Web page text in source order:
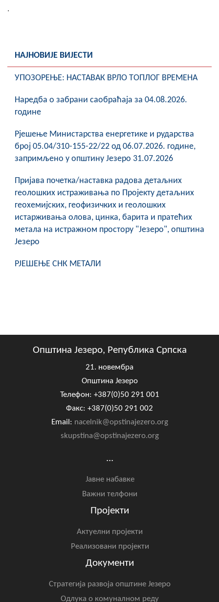
Вијести
Активности
Јавни позиви
Обавјештења
Заштита од пожара
Геоистраживања
ФИНАНСИЈЕ
.
НАЈНОВИЈЕ ВИЈЕСТИ
УПОЗОРЕЊЕ: НАСТАВАК ВРЛО ТОПЛОГ ВРЕМЕНА
Наредба о забрани саобраћаја за 04.08.2026.
године
Рјешење Министарства енергетике и рударства
број 05.04/310-155-22/22 од 06.07.2026. године,
запримљено у општину Језеро 31.07.2026
Пријава почетка/наставка радова детаљних
геолошких истраживања по Пројекту детаљних
геохемијских, геофизичких и геолошких
истарживања олова, цинка, барита и пратећих
метала на истражном простору "Језеро", општина
Језеро
РЈЕШЕЊЕ СНК МЕТАЛИ
Општина Језеро, Република Српска
21. новембра
Општина Језеро
Телефон: +387(0)50 291 001
Факс: +387(0)50 291 002
Email: nacelnik@opstinajezero.org
skupstina@opstinajezero.org
...
Јавне набавке
Важни телфони
Пројекти
Актуелни пројекти
Реализовани пројекти
Документи
Стратегија развоја општине Језеро
Одлука о комуналном реду